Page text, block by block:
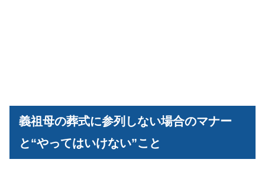
義祖母の葬式に参列しない場合のマナー
と“やってはいけない”こと